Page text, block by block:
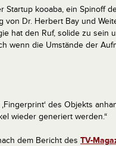
Startup kooaba, ein Spinoff
von Dr. Herbert Bay und
hat den Ruf, solide zu sein
wenn die Umstände der
des Objekts
wieder generiert werden.“
dem Bericht des TV-